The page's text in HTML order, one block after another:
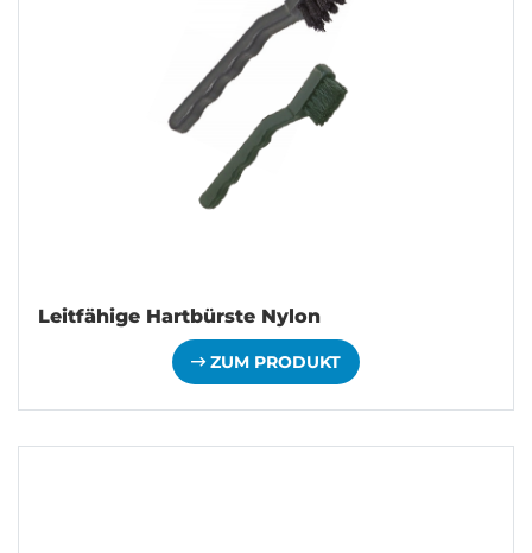
Leitfähige Hartbürste Nylon
ZUM PRODUKT